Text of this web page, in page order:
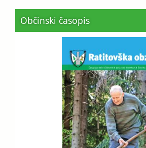
Občinski časopis